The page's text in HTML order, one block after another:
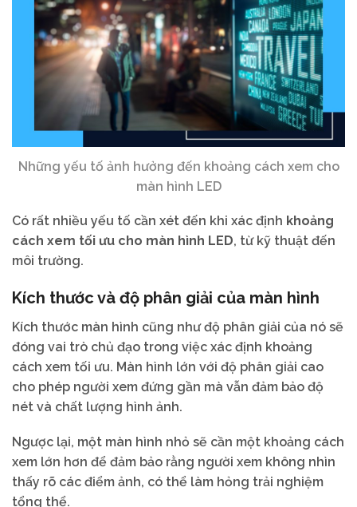
Những yếu tố ảnh hưởng đến khoảng cách xem cho
màn hình LED
Có rất nhiều yếu tố cần xét đến khi xác định khoảng
cách xem tối ưu cho màn hình LED, từ kỹ thuật đến
môi trường.
Kích thước và độ phân giải của màn hình
Kích thước màn hình cũng như độ phân giải của nó sẽ
đóng vai trò chủ đạo trong việc xác định khoảng
cách xem tối ưu. Màn hình lớn với độ phân giải cao
cho phép người xem đứng gần mà vẫn đảm bảo độ
nét và chất lượng hình ảnh.
Ngược lại, một màn hình nhỏ sẽ cần một khoảng cách
xem lớn hơn để đảm bảo rằng người xem không nhìn
thấy rõ các điểm ảnh, có thể làm hỏng trải nghiệm
tổng thể.